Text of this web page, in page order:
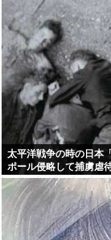
太平洋戦争の時の日本
ポール侵略して捕虜虐